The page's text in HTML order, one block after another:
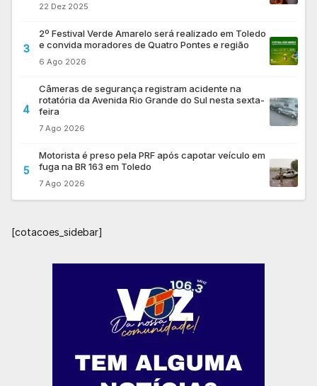
22 Dez 2025
3
2º Festival Verde Amarelo será realizado em Toledo
e convida moradores de Quatro Pontes e região
6 Ago 2026
4
Câmeras de segurança registram acidente na
rotatória da Avenida Rio Grande do Sul nesta sexta-
feira
7 Ago 2026
5
Motorista é preso pela PRF após capotar veículo em
fuga na BR 163 em Toledo
7 Ago 2026
[cotacoes_sidebar]